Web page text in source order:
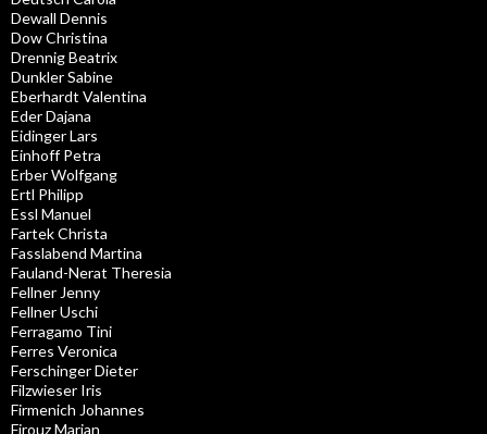
Dewall Dennis
Dow Christina
Drennig Beatrix
Dunkler Sabine
Eberhardt Valentina
Eder Dajana
Eidinger Lars
Einhoff Petra
Erber Wolfgang
Ertl Philipp
Essl Manuel
Fartek Christa
Fasslabend Martina
Fauland-Nerat Theresia
Fellner Jenny
Fellner Uschi
Ferragamo Tini
Ferres Veronica
Ferschinger Dieter
Filzwieser Iris
Firmenich Johannes
Firouz Marjan